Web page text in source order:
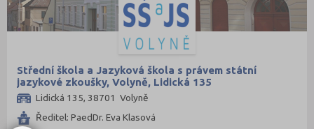
Střední škola a Jazyková škola s právem státní
jazykové zkoušky, Volyně, Lidická 135
Lidická 135, 38701 Volyně
Ředitel: PaedDr. Eva Klasová